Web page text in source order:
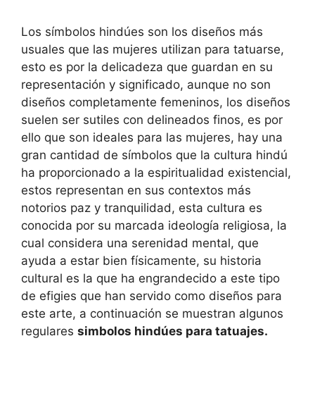
Los símbolos hindúes son los diseños más
usuales que las mujeres utilizan para tatuarse,
esto es por la delicadeza que guardan en su
representación y significado, aunque no son
diseños completamente femeninos, los diseños
suelen ser sutiles con delineados finos, es por
ello que son ideales para las mujeres, hay una
gran cantidad de símbolos que la cultura hindú
ha proporcionado a la espiritualidad existencial,
estos representan en sus contextos más
notorios paz y tranquilidad, esta cultura es
conocida por su marcada ideología religiosa, la
cual considera una serenidad mental, que
ayuda a estar bien físicamente, su historia
cultural es la que ha engrandecido a este tipo
de efigies que han servido como diseños para
este arte, a continuación se muestran algunos
regulares simbolos hindúes para tatuajes.